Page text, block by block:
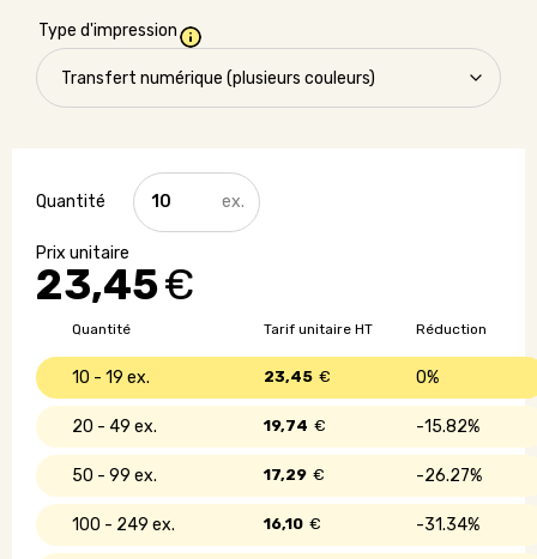
Type d'impression
23,45€
quantité
de
Sac
voyage
microfibre
Quantité Réduction
Tarif unitaire HT
10 - 19 0%
23,45 €
20 - 49 15.82%
19,74 €
50 - 99 26.27%
17,29 €
100 - 249 31.34%
16,10 €